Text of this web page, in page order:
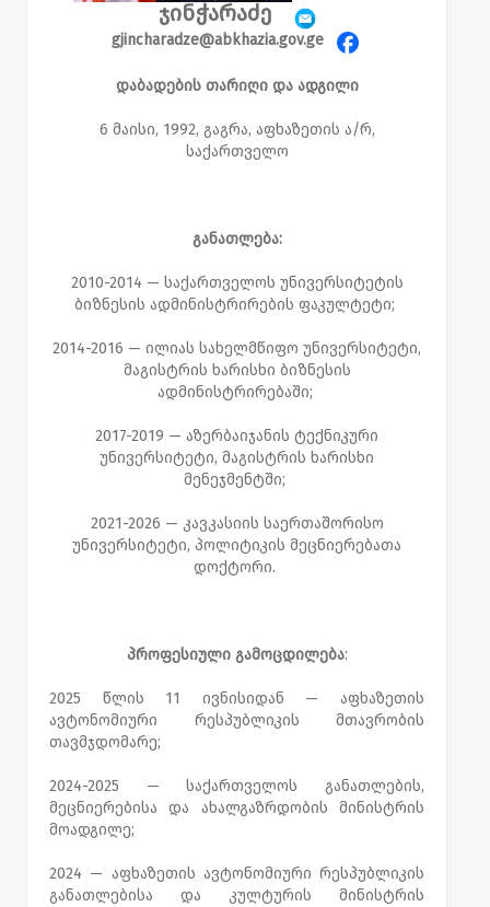
ჯინჭარაძე
gjincharadze@abkhazia.gov.ge
დაბადების თარიღი და ადგილი
6 მაისი, 1992, გაგრა, აფხაზეთის ა/რ,
საქართველო
განათლება:
2010-2014 — საქართველოს უნივერსიტეტის
ბიზნესის ადმინისტრირების ფაკულტეტი;
2014-2016 — ილიას სახელმწიფო უნივერსიტეტი,
მაგისტრის ხარისხი ბიზნესის
ადმინისტრირებაში;
2017-2019 — აზერბაიჯანის ტექნიკური
უნივერსიტეტი, მაგისტრის ხარისხი
მენეჯმენტში;
2021-2026 — კავკასიის საერთაშორისო
უნივერსიტეტი, პოლიტიკის მეცნიერებათა
დოქტორი.
პროფესიული გამოცდილება:
2025 წლის 11 ივნისიდან — აფხაზეთის
ავტონომიური რესპუბლიკის მთავრობის
თავმჯდომარე;
2024-2025 — საქართველოს განათლების,
მეცნიერებისა და ახალგაზრდობის მინისტრის
მოადგილე;
2024 — აფხაზეთის ავტონომიური რესპუბლიკის
განათლებისა და კულტურის მინისტრის